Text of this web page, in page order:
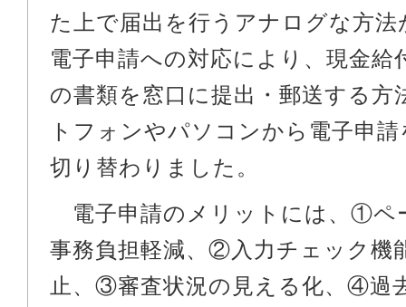
た上で届出を行うアナログな方
電子申請への対応により、現金給
の書類を窓口に提出・郵送する方
トフォンやパソコンから電子申
切り替わりました。
電子申請のメリットには、①ペ
事務負担軽減、②入力チェック機
止、③審査状況の見える化、④過